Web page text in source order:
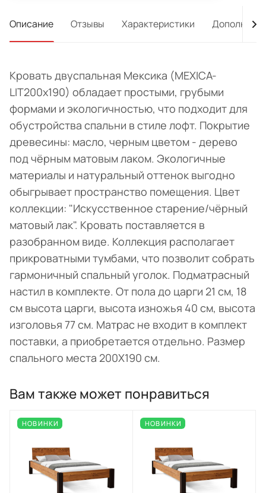
Описание Отзывы Характеристики
Кровать двуспальная Мексика (MEXICA-
LIT200х190) обладает простыми, грубыми
формами и экологичностью, что подходит для
обустройства спальни в стиле лофт. Покрытие
древесины: масло, черным цветом - дерево
под чёрным матовым лаком. Экологичные
материалы и натуральный оттенок выгодно
обыгрывает пространство помещения. Цвет
коллекции: "Искусственное старение/чёрный
матовый лак". Кровать поставляется в
разобранном виде. Коллекция располагает
прикроватными тумбами, что позволит собрать
гармоничный спальный уголок. Подматрасный
настил в комплекте. От пола до царги 21 см, 18
см высота царги, высота изножья 40 см, высота
изголовья 77 см. Матрас не входит в комплект
поставки, а приобретается отдельно. Размер
спального места 200Х190 см.
Вам также может понравиться
НОВИНКИ НОВИНКИ